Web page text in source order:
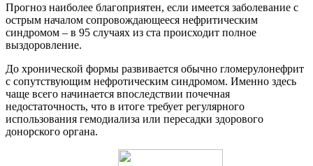
Прогноз наиболее благоприятен, если имеется заболевание с
острым началом сопровождающееся нефритическим
синдромом – в 95 случаях из ста происходит полное
выздоровление.
До хронической формы развивается обычно гломерулонефрит
с сопутствующим нефротическим синдромом. Именно здесь
чаще всего начинается впоследствии почечная
недостаточность, что в итоге требует регулярного
использования гемодиализа или пересадки здорового
донорского органа.